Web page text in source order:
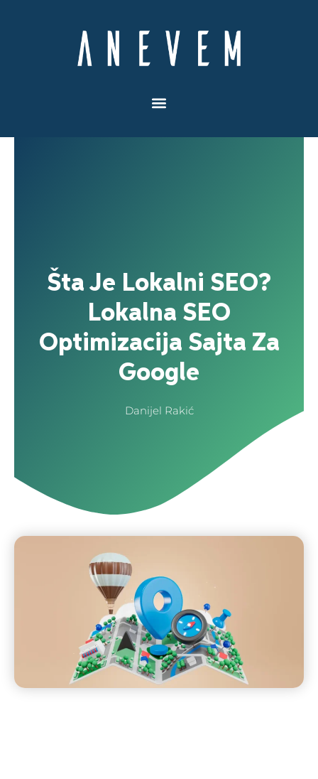
Šta Je Lokalni SEO?
Lokalna SEO
Optimizacija Sajta Za
Google
Danijel Rakić